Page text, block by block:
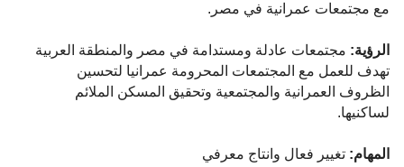
مع مجتمعات عمرانية في مصر.
الرؤية: مجتمعات عادلة ومستدامة في مصر والمنطقة العربية
تهدف للعمل مع المجتمعات المحرومة عمرانيا لتحسين
الظروف العمرانية والمجتمعية وتحقيق المسكن الملائم
لساكنيها.
المهام: تغيير فعال وانتاج معرفي